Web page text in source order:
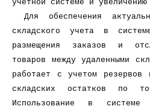
учетной системе и
Для обеспечения
складского учета в
размещения заказов и
товаров между удаленными
работает с учетом резервов
складских остатков по
Использование в